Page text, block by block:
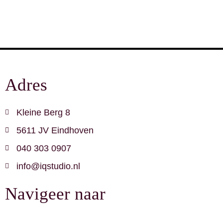
Adres
Kleine Berg 8
5611 JV Eindhoven
040 303 0907
info@iqstudio.nl
Navigeer naar